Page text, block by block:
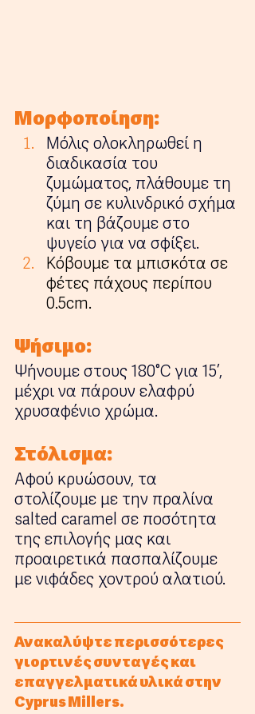
Μορφοποίηση:
Μόλις ολοκληρωθεί η
διαδικασία του
ζυμώματος, πλάθουμε τη
ζύμη σε κυλινδρικό σχήμα
και τη βάζουμε στο
ψυγείο για να σφίξει.
Κόβουμε τα μπισκότα σε
φέτες πάχους περίπου
0.5cm.
Ψήσιμο:
Ψήνουμε στους 180°C για 15’,
μέχρι να πάρουν ελαφρύ
χρυσαφένιο χρώμα.
Στόλισμα:
Αφού κρυώσουν, τα
στολίζουμε με την πραλίνα
salted caramel σε ποσότητα
της επιλογής μας και
προαιρετικά πασπαλίζουμε
με νιφάδες χοντρού αλατιού.
Ανακαλύψτε περισσότερες
γιορτινές συνταγές και
επαγγελματικά υλικά στην
Cyprus Millers.